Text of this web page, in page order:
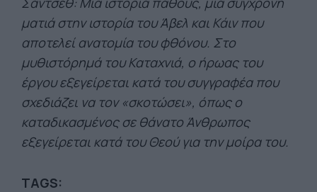
ματιά στην ιστορία του Άβελ και Κάιν που
αποτελεί ανατομία του φθόνου. Στο
μυθιστόρημά του Καταχνιά, ο ήρωας του
έργου εξεγείρεται κατά του συγγραφέα που
σχεδιάζει να τον «σκοτώσει», όπως ο
καταδικασμένος σε θάνατο Άνθρωπος
εξεγείρεται κατά του Θεού για την μοίρα του.
TAGS: